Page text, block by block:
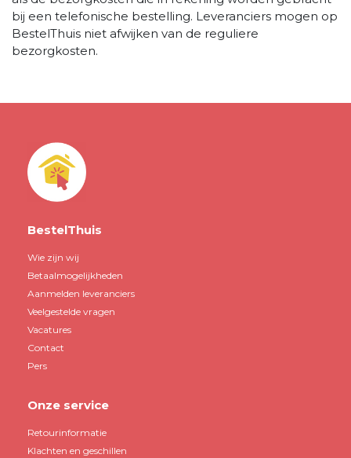
bij een telefonische bestelling. Leveranciers mogen op
BestelThuis niet afwijken van de reguliere
bezorgkosten.
BestelThuis
Wie zijn wij
Betaalmogelijkheden
Aanmelden leveranciers
Veelgestelde vragen
Vacatures
Contact
Pers
Onze service
Retourinformatie
Klachten en geschillen